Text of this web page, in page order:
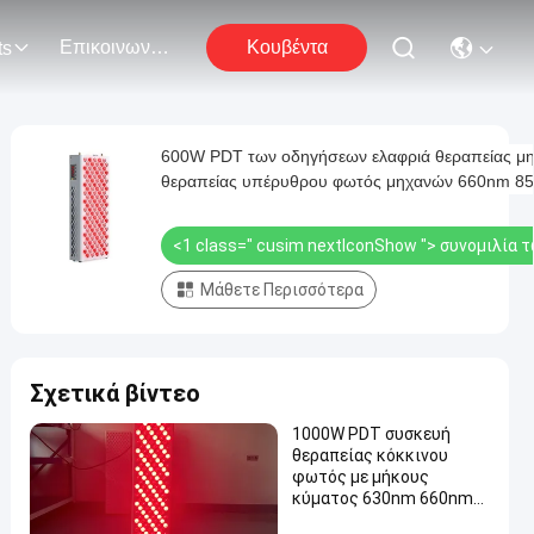
Επικοινωνήστε Μαζί Μας Κουβέντα
600W PDT των οδηγήσεων ελαφριά θεραπείας
θεραπείας υπέρυθρου φωτός μηχανών 660nm
<1 class=" cusim nextIconShow "> συνομιλία
Μάθετε Περισσότερα
Σχετικά βίντεο
1000W PDT συσκευή
θεραπείας κόκκινου
φωτός με μήκους
κύματος 630nm 660nm